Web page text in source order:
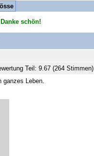
schön!
Teil: 9.67 (264 Stimmen)
Leben.